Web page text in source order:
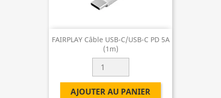
FAIRPLAY Câble USB-C/USB-C PD 5A
(1m)
AJOUTER AU PANIER